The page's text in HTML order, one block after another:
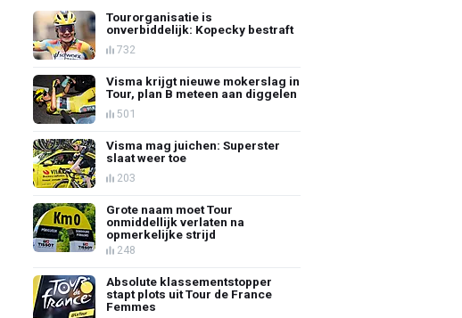
Tourorganisatie is
onverbiddelijk: Kopecky bestraft
732
Visma krijgt nieuwe mokerslag in
Tour, plan B meteen aan diggelen
501
Visma mag juichen: Superster
slaat weer toe
203
Grote naam moet Tour
onmiddellijk verlaten na
opmerkelijke strijd
248
Absolute klassementstopper
stapt plots uit Tour de France
Femmes